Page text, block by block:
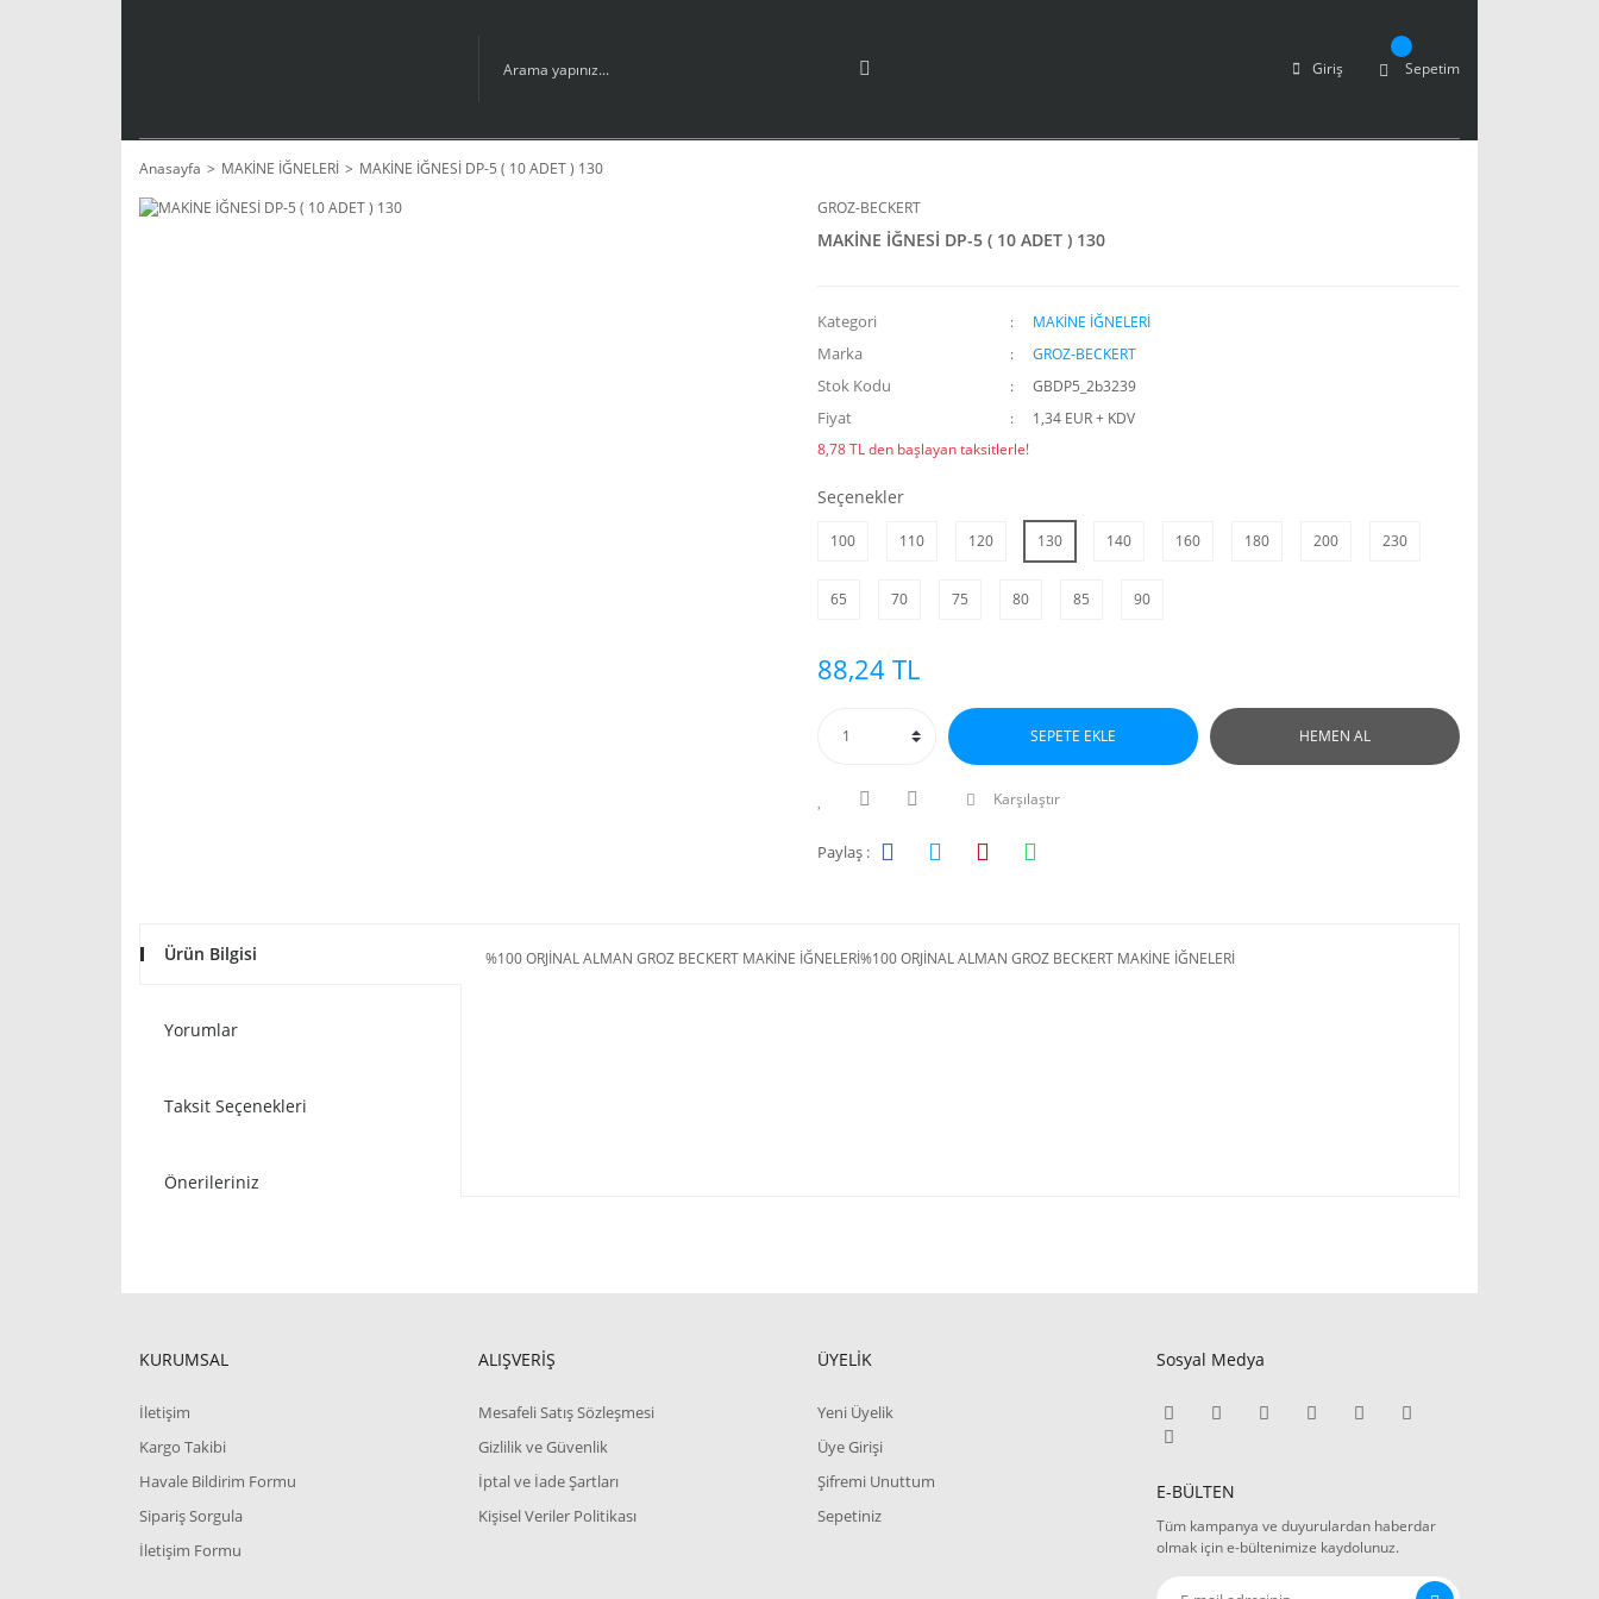
Giriş Sepetim
Anasayfa MAKİNE İĞNELERİ
MAKİNE İĞNESİ DP-5 ( 10 ADET ) 130
GROZ-BECKERT
MAKİNE İĞNESİ DP-5 ( 10 ADET ) 130
Kategori MAKİNE İĞNELERİ
Marka GROZ-BECKERT
Stok Kodu GBDP5_2b3239
Fiyat
1,34 EUR + KDV
8,78 TL den başlayan taksitlerle!
Seçenekler
100 110 120 130 140 160 180 200 230
65 70 75 80 85 90
88,24 TL
SEPETE EKLE HEMEN AL
Karşılaştır
Paylaş :
Ürün Bilgisi
Yorumlar
Taksit Seçenekleri
Önerileriniz
%100 ORJİNAL ALMAN GROZ BECKERT MAKİNE İĞNELERİ%100 ORJİNAL ALMAN GROZ BECKERT MAKİNE İĞNELERİ
KURUMSAL
İletişim
Kargo Takibi
Havale Bildirim Formu
Sipariş Sorgula
İletişim Formu
ALIŞVERİŞ
Mesafeli Satış Sözleşmesi
Gizlilik ve Güvenlik
İptal ve İade Şartları
Kişisel Veriler Politikası
ÜYELİK
Yeni Üyelik
Üye Girişi
Şifremi Unuttum
Sepetiniz
Sosyal Medya
E-BÜLTEN
Tüm kampanya ve duyurulardan haberdar
olmak için e-bültenimize kaydolunuz.